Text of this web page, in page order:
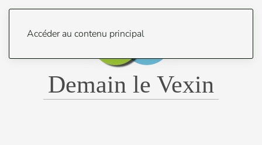
Accéder au contenu principal
Demain le Vexin